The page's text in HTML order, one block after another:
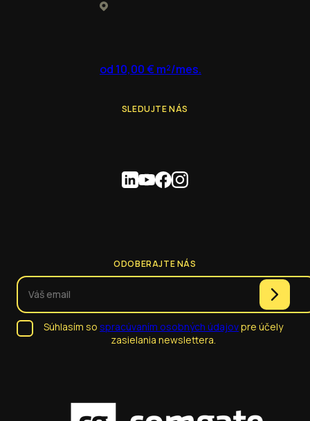
od 10,00 € m²/mes.
SLEDUJTE NÁS
ODOBERAJTE NÁS
Súhlasím so spracúvaním osobných údajovpre účely
zasielania newslettera.